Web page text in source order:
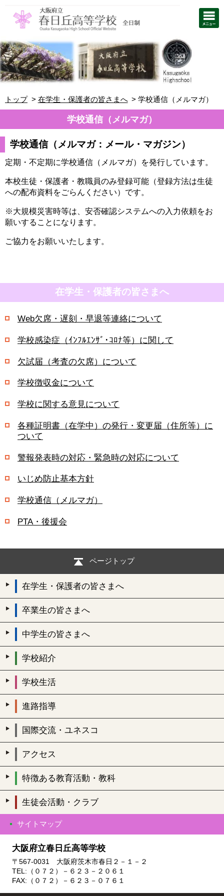
トップ 在学生・保護者の皆さまへ 学校通信（メルマガ）
学校通信（メルマガ）
学校通信（メルマガ：メール・マガジン）
定期・不定期に学校通信（メルマガ）を発行しています。
本校生徒・保護者・教職員のみ登録可能（登録方法は生徒
への配布資料をごらんください）です。
※大規模災害時等は、安否確認システムへの入力依頼をお
願いすることになります。
ご協力をお願いいたします。
在学生・保護者の皆さまへ
Web欠席・遅刻・早退等連絡について
学校感染症（ｲﾝﾌﾙｴﾝｻﾞ･ｺﾛﾅ等）に関して
欠試届（考査の欠席）について
学校徴収金について
学校に関する意見について
各種証明書（在学中）の発行・変更届（住所等）に
ついて
警報発表時の対応・緊急時の対応について
いじめ防止基本方針
学校通信（メルマガ）
PTA・後援会
ページトップ
在学生・保護者の皆さまへ
卒業生の皆さまへ
中学生の皆さまへ
学校紹介
学校生活
進路指導
国際交流・ユネスコ
アクセス
特徴ある教育活動・教科
生徒会活動・クラブ
サイトマップ
大阪府立春日丘高等学校
〒567-0031 大阪府茨木市春日２－１－２
TEL:（０７２）－６２３－２０６１
FAX:（０７２）－６２３－０７６１